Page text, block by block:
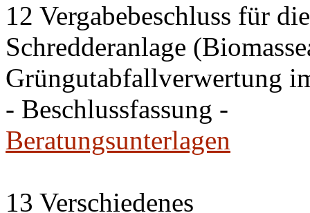
12 Vergabebeschluss für
Schredderanlage
Grüngutabfallverwertung
- Beschlussfassung -
Beratungsunterlagen
13 Verschiedenes